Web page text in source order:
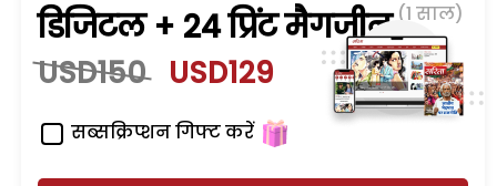
डिजिटल + 24 प्रिंट मैगजीन (1 साल)
USD150 USD129
सब्सक्रिप्शन गिफ्ट करें